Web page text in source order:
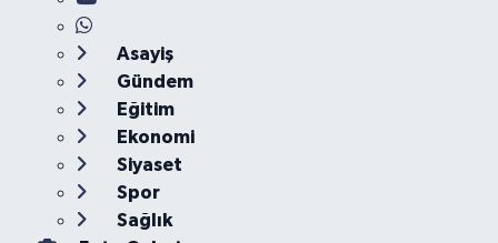
Asayiş
Gündem
Eğitim
Ekonomi
Siyaset
Spor
Sağlık